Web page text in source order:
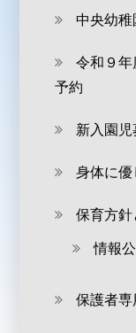
中央幼稚
令和９
予約
新入園
身体に
保育方針
情報
保護者専